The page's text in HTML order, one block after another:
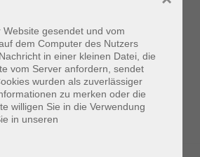
gesendet und vom
dem Computer des Nutzers
in einer kleinen Datei, die
vom Server anfordern, sendet
wurden als zuverlässiger
zu merken oder die
willigen Sie in die Verwendung
in unseren